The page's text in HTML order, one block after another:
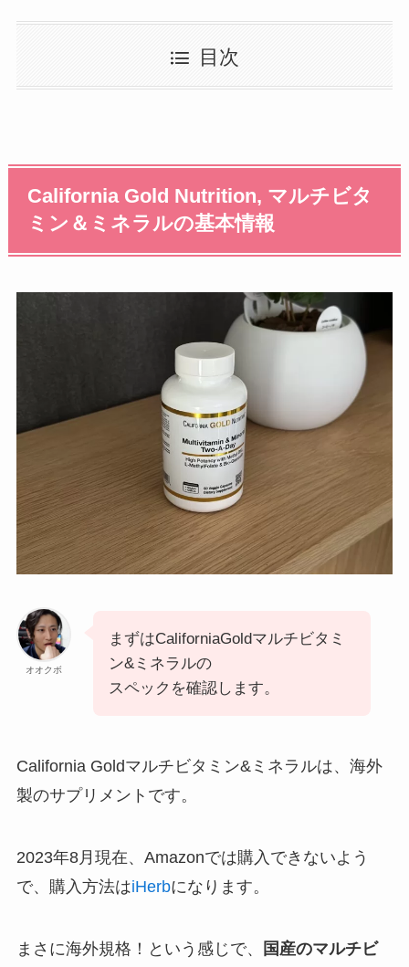
目次
California Gold Nutrition, マルチビタ
ミン＆ミネラルの基本情報
オオクボ
まずはCaliforniaGoldマルチビタミ
ン&ミネラルの
スペックを確認します。
California Goldマルチビタミン&ミネラルは、海外
製のサプリメントです。
2023年8月現在、Amazonでは購入できないよう
で、購入方法はiHerbになります。
まさに海外規格！という感じで、
国産のマルチビ